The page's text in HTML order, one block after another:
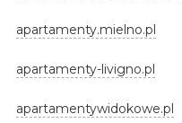
apartamenty.mielno.pl
apartamenty-livigno.pl
apartamentywidokowe.pl